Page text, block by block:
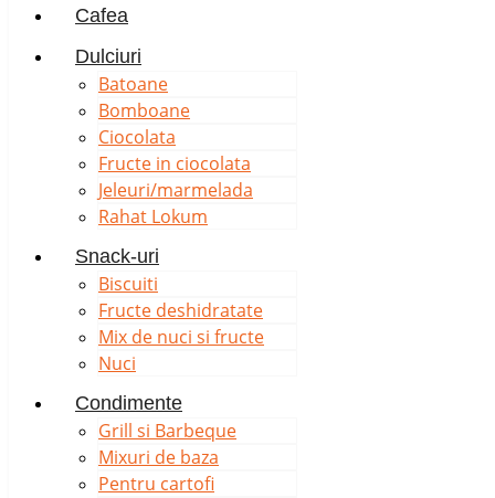
Cafea
Dulciuri
Batoane
Bomboane
Ciocolata
Fructe in ciocolata
Jeleuri/marmelada
Rahat Lokum
Snack-uri
Biscuiti
Fructe deshidratate
Mix de nuci si fructe
Nuci
Condimente
Grill si Barbeque
Mixuri de baza
Pentru cartofi